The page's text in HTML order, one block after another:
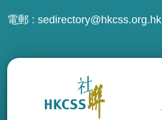
電郵 : sedirectory@hkcss.org.hk